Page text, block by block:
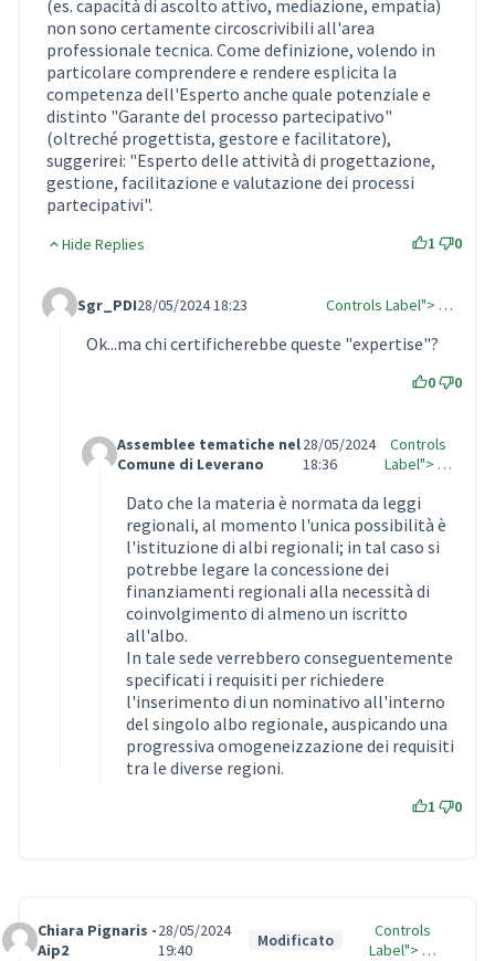
(es. capacità di ascolto attivo, mediazione, empatia)
non sono certamente circoscrivibili all'area
professionale tecnica. Come definizione, volendo in
particolare comprendere e rendere esplicita la
competenza dell'Esperto anche quale potenziale e
distinto "Garante del processo partecipativo"
(oltreché progettista, gestore e facilitatore),
suggerirei: "Esperto delle attività di progettazione,
gestione, facilitazione e valutazione dei processi
partecipativi".
Hide Replies 1 0
Comment Label Reply
Sgr_PDI28/05/2024 18:23 Controls Label"> …
Ok...ma chi certificherebbe queste "expertise"?
0 0
Comment Label Reply
Assemblee tematiche nel
Comune di Leverano
28/05/2024
18:36
Controls
Label"> …
Dato che la materia è normata da leggi
regionali, al momento l'unica possibilità è
l'istituzione di albi regionali; in tal caso si
potrebbe legare la concessione dei
finanziamenti regionali alla necessità di
coinvolgimento di almeno un iscritto
all'albo.
In tale sede verrebbero conseguentemente
specificati i requisiti per richiedere
l'inserimento di un nominativo all'interno
del singolo albo regionale, auspicando una
progressiva omogeneizzazione dei requisiti
tra le diverse regioni.
1 0
Comment Label
Chiara Pignaris -
Aip2
28/05/2024
19:40
Modificato
Controls
Label"> …